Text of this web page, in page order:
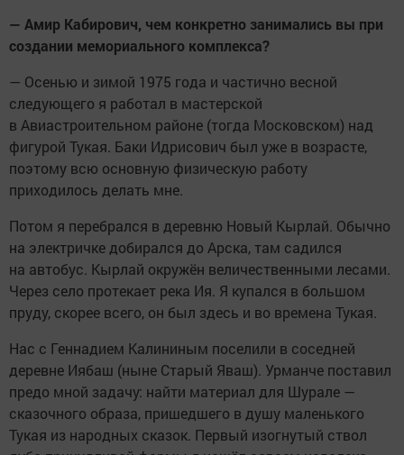
— Амир Кабирович, чем конкретно занимались вы при
создании мемориального комплекса?
— Осенью и зимой 1975 года и частично весной
следующего я работал в мастерской
в Авиастроительном районе (тогда Московском) над
фигурой Тукая. Баки Идрисович был уже в возрасте,
поэтому всю основную физическую работу
приходилось делать мне.
Потом я перебрался в деревню Новый Кырлай. Обычно
на электричке добирался до Арска, там садился
на автобус. Кырлай окружён величественными лесами.
Через село протекает река Ия. Я купался в большом
пруду, скорее всего, он был здесь и во времена Тукая.
Нас с Геннадием Калининым поселили в соседней
деревне Иябаш (ныне Старый Яваш). Урманче поставил
предо мной задачу: найти материал для Шурале —
сказочного образа, пришедшего в душу маленького
Тукая из народных сказок. Первый изогнутый ствол